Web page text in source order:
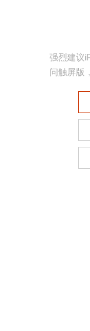
强烈建议
问触屏版